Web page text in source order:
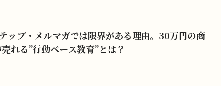
ップ・メルマガでは限界がある理由。30万円の商
れる”行動ベース教育”とは？